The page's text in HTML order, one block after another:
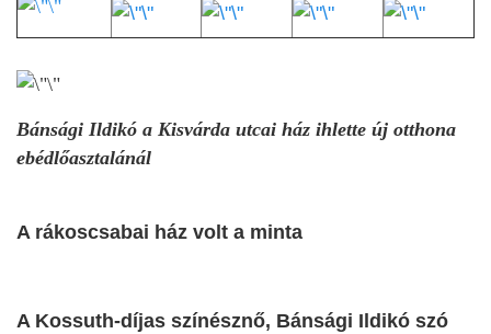
Bánsági Ildikó a Kisvárda utcai ház ihlette új otthona
ebédlőasztalánál
A rákoscsabai ház volt a minta
A Kossuth-díjas színésznő, Bánsági Ildikó szó